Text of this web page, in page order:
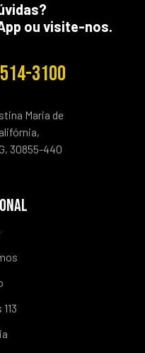
ou visite-nos.
3100
Maria de
30855-440